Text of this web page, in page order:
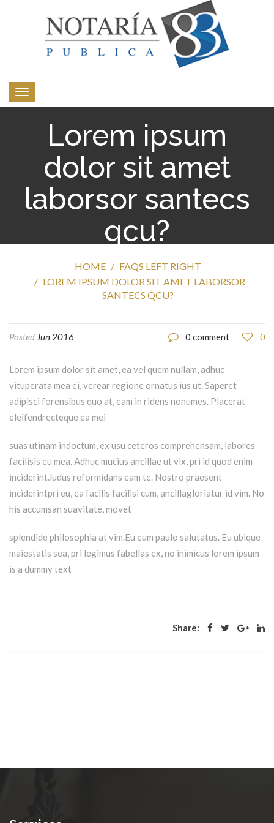
Toggle
navigation
Lorem ipsum
dolor sit amet
laborsor santecs
qcu?
HOME
FAQS LEFT RIGHT
LOREM IPSUM DOLOR SIT AMET LABORSOR
SANTECS QCU?
Posted Jun 2016 0 comment 0
Lorem ipsum dolor sit amet, ea vel quem nullam, adhuc
vituperata mea ei, verear regione ornatus ius ut. Saperet
adipisci forensibus quo at, eam in ridens nonumes. Placerat
eleifendrecteque ea mei
suas utinam indoctum, ex usu ceteros comprehensam, labores
facilisis eu mea. Adhuc mucius ancillae ut vix, pri id quod enim
inciderint.ludus reformidans eam te. Nostro praesent
inciderintpri eu, ea facilis facilisi cum, ancillagloriatur id vim. No
his accumsan suavitate, movet
splendide philosophia at vim.Eu eum paulo salutatus. Eu ubique
maiestatis sea, pri legimus fabellas ex, no inimicus lorem ipsum
is a dummy text
Share: